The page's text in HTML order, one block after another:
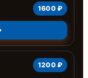
1600 ₽
1200 ₽